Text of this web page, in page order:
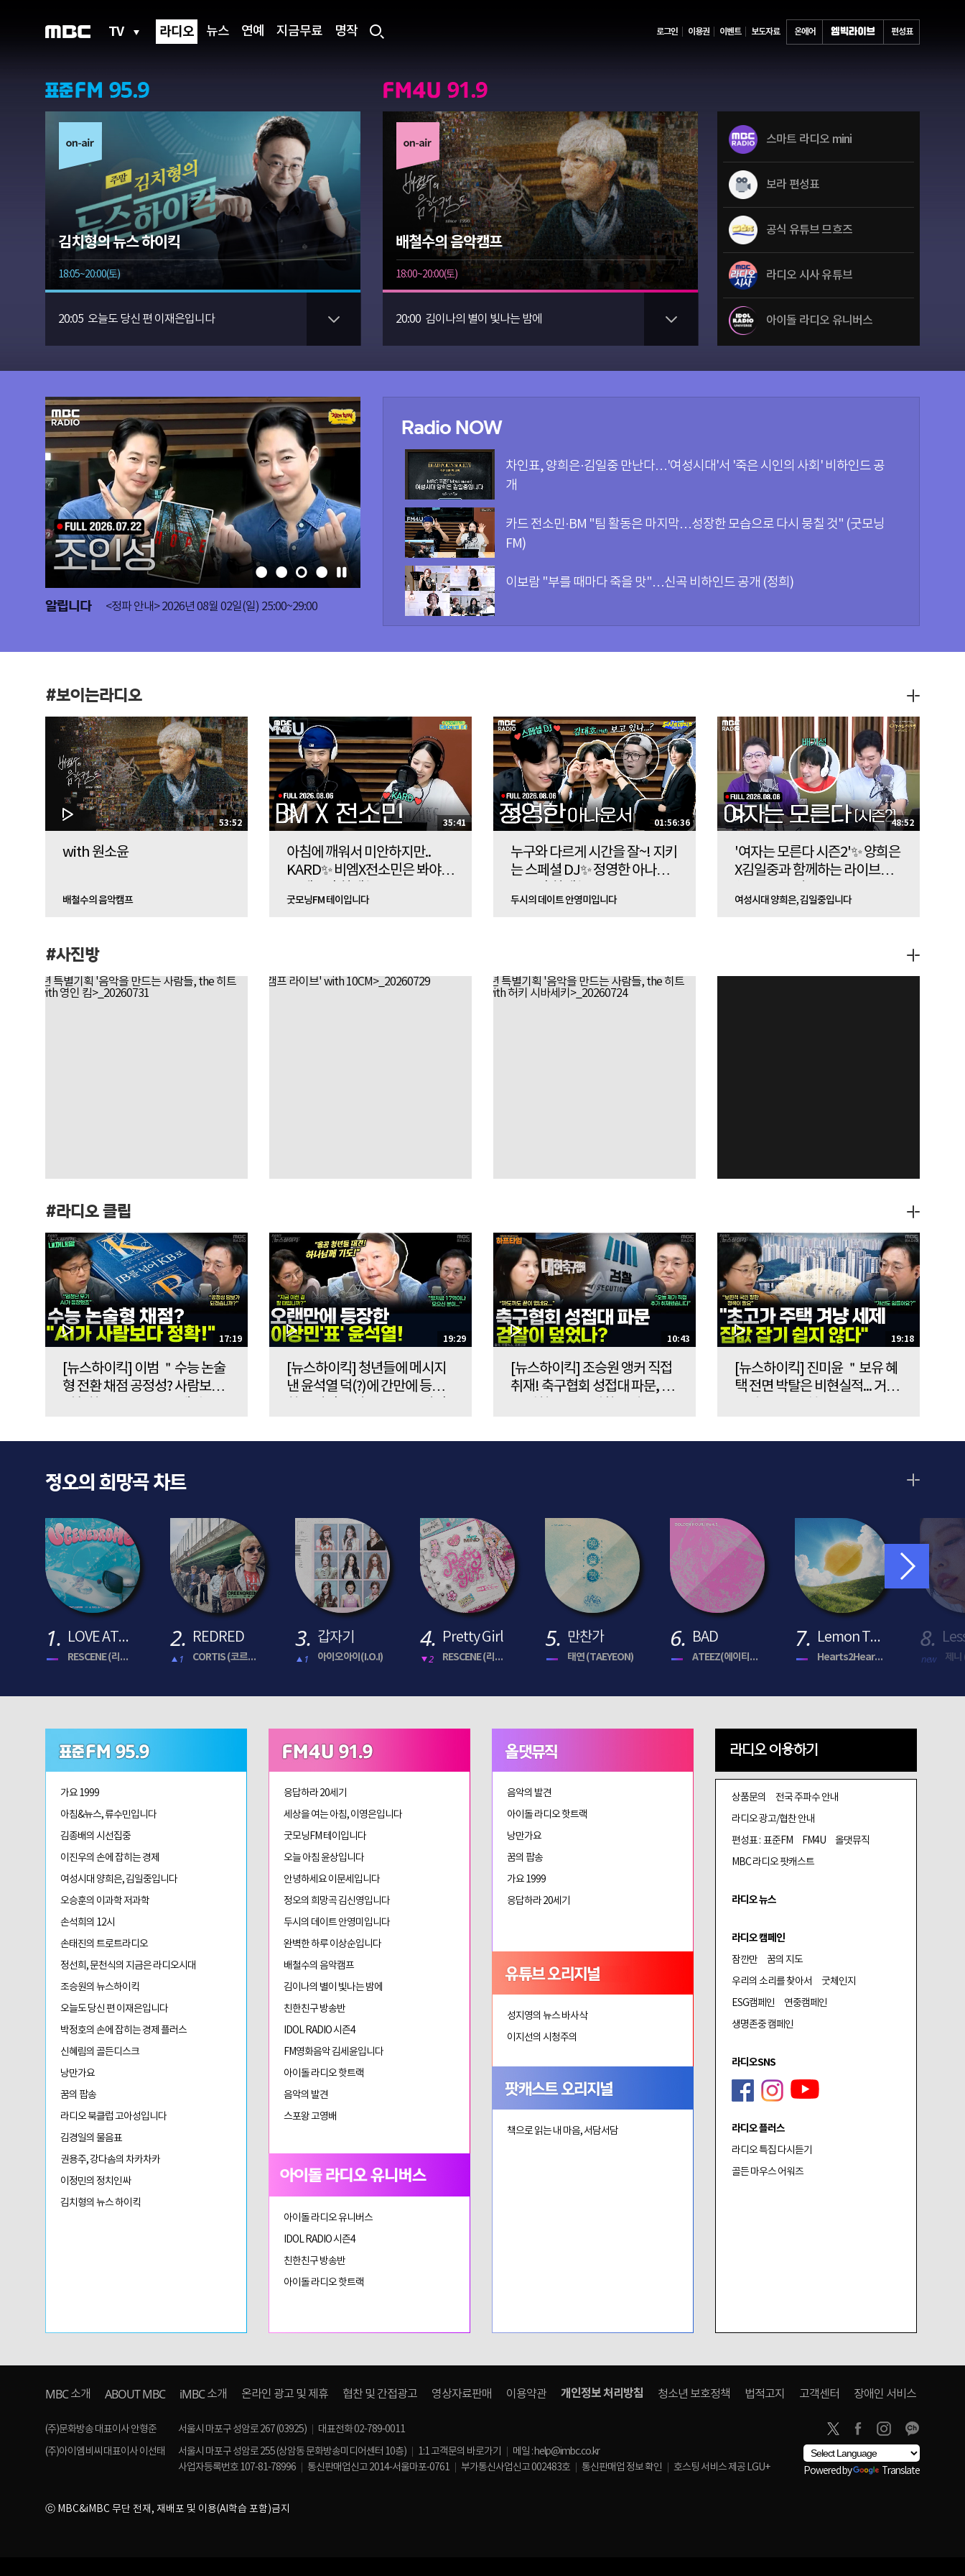
TV 라디오 뉴스 연예 지금무료 명작 로그인 이용권 이벤트 보도자료 온에어 편성표
김치형의 뉴스 하이킥
18:05~20:00(토)
20:05 오늘도 당신 편 이재은입니다
배철수의 음악캠프
18:00~20:00(토)
20:00 김이나의 별이 빛나는 밤에
스마트 라디오 mini
보라 편성표
공식 유튜브 므흐즈
라디오 시사 유튜브
아이돌 라디오 유니버스
알립니다 <정파 안내> 2026년 08월 02일(일) 25:00~29:00
Radio NOW
차인표, 양희은·김일중 만난다…'여성시대'서 '죽은 시인의 사회' 비하인드 공
개
카드 전소민·BM "팀 활동은 마지막…성장한 모습으로 다시 뭉칠 것" (굿모닝
FM)
이보람 "부를 때마다 죽을 맛"…신곡 비하인드 공개 (정희)
#보이는라디오
with 원소윤
배철수의 음악캠프
53:52
아침에 깨워서 미안하지만..
KARD✨ 비엠X전소민은 봐야지
브
굿모닝FM 테이입니다
35:41
누구와 다르게 시간을 잘~! 지키
는 스페셜 DJ✨ 정영한 아나운
두시의 데이트 안영미입니다
01:56:36
'여자는 모른다 시즌2'✨ 양희은
X김일중과 함께하는 라이브
여성시대 양희은, 김일중입니다
48:52
#사진방
#라디오 클립
[뉴스하이킥] 이범 ＂수능 논술
형 전환 채점 공정성? 사람보다
17:19
[뉴스하이킥] 청년들에 메시지
낸 윤석열 덕(?)에 간만에 등장
19:29
[뉴스하이킥] 조승원 앵커 직접
취재! 축구협회 성접대 파문, 당
260807 방송
10:43
[뉴스하이킥] 진미윤 ＂보유 혜
택 전면 박탈은 비현실적... 거주
19:18
정오의 희망곡 차트
1. LOVE ATTACK
RESCENE (리센느)
2. REDRED
1 CORTIS (코르티스)
3. 갑자기
1 아이오아이(I.O.I)
4. Pretty Girl
2 RESCENE (리센느)
5. 만찬가
태연 (TAEYEON)
6. BAD
ATEEZ(에이티즈)
7. Lemon Tang
Hearts2Hearts (하츠투하츠)
8.
new 제니
가요 1999
아침&뉴스, 류수민입니다
김종배의 시선집중
이진우의 손에 잡히는 경제
여성시대 양희은, 김일중입니다
오승훈의 이과학 저과학
손석희의 12시
손태진의 트로트라디오
정선희, 문천식의 지금은 라디오시대
조승원의 뉴스하이킥
오늘도 당신 편 이재은입니다
박정호의 손에 잡히는 경제 플러스
신혜림의 골든디스크
낭만가요
꿈의 팝송
라디오 북클럽 고아성입니다
김경일의 물음표
권용주, 강다솜의 차카차카
이정민의 정치인싸
김치형의 뉴스 하이킥
응답하라 20세기
세상을 여는 아침, 이영은입니다
굿모닝FM 테이입니다
오늘 아침 윤상입니다
안녕하세요 이문세입니다
정오의 희망곡 김신영입니다
두시의 데이트 안영미입니다
완벽한 하루 이상순입니다
배철수의 음악캠프
김이나의 별이 빛나는 밤에
친한친구 방송반
IDOL RADIO 시즌4
FM영화음악 김세윤입니다
아이돌 라디오 핫트랙
음악의 발견
스포왕 고영배
아이돌 라디오 유니버스
IDOL RADIO 시즌4
친한친구 방송반
아이돌 라디오 핫트랙
음악의 발견
아이돌 라디오 핫트랙
낭만가요
꿈의 팝송
가요 1999
응답하라 20세기
성지영의 뉴스 바사삭
이지선의 시청주의
책으로 읽는 내 마음, 서담서담
라디오 이용하기
상품문의
전국 주파수 안내
라디오 광고/협찬 안내
편성표 : 표준FM FM4U
올댓뮤직
MBC 라디오 팟캐스트
라디오 뉴스
라디오 캠페인
잠깐만
꿈의 지도
우리의 소리를 찾아서
굿체인지
ESG캠페인
연중캠페인
생명존중 캠페인
라디오SNS
라디오 플러스
라디오 특집 다시듣기
골든 마우스 어워즈
MBC소개 ABOUT MBC iMBC소개 온라인 광고 및 제휴 협찬 및 간접광고 영상자료판매 이용약관 개인정보 처리방침 청소년 보호정책 법적고지 고객센터 장애인 서비스
(주)문화방송 대표이사 안형준 서울시 마포구 성암로 267 (03925)
대표전화 02-789-0011
(주)아이엠비씨 대표이사 이선태
서울시 마포구 성암로 255 (상암동 문화방송미디어센터 10층) 1:1 고객문의 바로가기
메일 : help@imbc.co.kr
사업자등록번호 107-81-78996
통신판매업신고 2014-서울마포-0761 부가통신사업신고 002483호 통신판매업 정보 확인 호스팅 서비스 제공 LGU+ Powered by Translate
ⓒ MBC&iMBC 무단 전재, 재배포 및 이용(AI학습 포함)금지